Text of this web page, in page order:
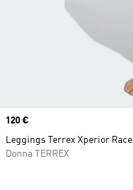
Price
120 €
Leggings Terrex Xperior Race
Donna TERREX